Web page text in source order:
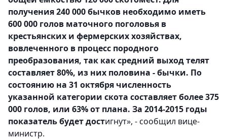
получения 240 000 бычков необходимо иметь
600 000 голов маточного поголовья в
крестьянских и фермерских хозяйствах,
вовлеченного в процесс породного
преобразования, так как средний выход телят
составляет 80%, из них половина - бычки. По
состоянию на 31 октября численность
указанной категории скота составляет более 375
000 голов, или 63% от плана. За 2014-2015 годы
показатель будет достигнут», - сообщил вице-
министр.